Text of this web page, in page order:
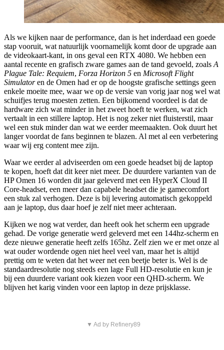
Als we kijken naar de performance, dan is het inderdaad een goede
stap vooruit, wat natuurlijk voornamelijk komt door de upgrade aan
de videokaart-kant, in ons geval een RTX 4080. We hebben een
aantal recente en grafisch zware games aan de tand gevoeld, zoals A
Plague Tale: Requiem, Forza Horizon 5 en Microsoft Flight
Simulatoren de Omen had er op de hoogste grafische settings geen
enkele moeite mee, waar we op de versie van vorig jaar nog wel wat
schuifjes terug moesten zetten. Een bijkomend voordeel is dat de
hardware zich wat minder in het zweet hoeft te werken, wat zich
vertaalt in een stillere laptop. Het is nog zeker niet fluisterstil, maar
wel een stuk minder dan wat we eerder meemaakten. Ook duurt het
langer voordat de fans beginnen te blazen. Al met al een verbetering
waar wij erg content mee zijn.
Waar we eerder al adviseerden om een goede headset bij de laptop
te kopen, hoeft dat dit keer niet meer. De duurdere varianten van de
HP Omen 16 worden dit jaar geleverd met een HyperX Cloud II
Core-headset, een meer dan capabele headset die je gamecomfort
een stuk zal verhogen. Deze is bij levering automatisch gekoppeld
aan je laptop, dus daar hoef je zelf niet meer achteraan.
Kijken we nog wat verder, dan heeft ook het scherm een upgrade
gehad. De vorige generatie werd geleverd met een 144hz-scherm en
deze nieuwe generatie heeft zelfs 165hz. Zelf zien we er met onze al
wat ouder wordende ogen niet heel veel van, maar het is altijd
prettig om te weten dat het weer net een beetje beter is. Wel is de
standaardresolutie nog steeds een lage Full HD-resolutie en kun je
bij een duurdere variant ook kiezen voor een QHD-scherm. We
blijven het karig vinden voor een laptop in deze prijsklasse.
▼ Ad by Refinery89